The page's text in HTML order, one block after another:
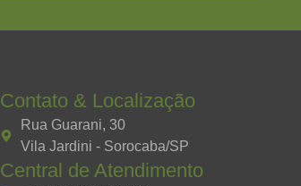
Contato & Localização
Rua Guarani, 30
Vila Jardini - Sorocaba/SP
Central de Atendimento